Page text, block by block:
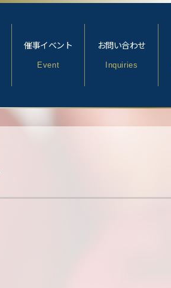
催事イベント
Event
お問い合わせ
Inquiries